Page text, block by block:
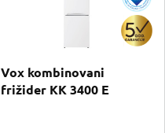
Vox kombinovani
frižider KK 3400 E